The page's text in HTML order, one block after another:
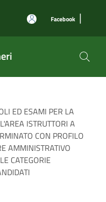
Facebook |
ED ESAMI PER LA
ISTRUTTORI A
CON PROFILO
AMMINISTRATIVO
CATEGORIE